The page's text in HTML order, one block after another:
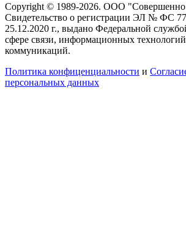
Copyright © 1989-2026. ООО "Совершенно
Свидетельство о регистрации ЭЛ № ФС
25.12.2020 г., выдано Федеральной
сфере связи, информационных
коммуникаций.
Политика конфиценциальности и
персональных данных